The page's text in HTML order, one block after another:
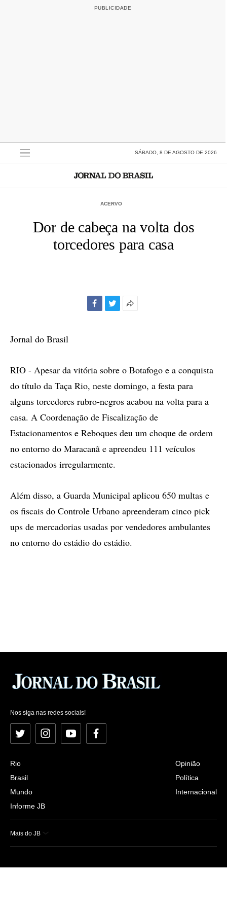
SÁBADO, 8 DE AGOSTO DE 2026
ACERVO
Dor de cabeça na volta dos
torcedores para casa
Jornal do Brasil
RIO - Apesar da vitória sobre o Botafogo e a conquista
do título da Taça Rio, neste domingo, a festa para
alguns torcedores rubro-negros acabou na volta para a
casa. A Coordenação de Fiscalização de
Estacionamentos e Reboques deu um choque de ordem
no entorno do Maracanã e apreendeu 111 veículos
estacionados irregularmente.
Além disso, a Guarda Municipal aplicou 650 multas e
os fiscais do Controle Urbano apreenderam cinco pick
ups de mercadorias usadas por vendedores ambulantes
no entorno do estádio do estádio.
Nos siga nas redes sociais!
Twitter InstagramYouTubeFacebook
Rio
Brasil
Mundo
Informe JB
Opinião
Política
Internacional
Mais do JB
Esportes